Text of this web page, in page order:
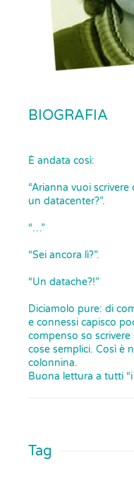
BIOGRAFIA
È andata così:
“Arianna vuoi
un datacenter?”.
“…”
“Sei ancora lì?”.
“Un datache?!”
Diciamolo pure: di
e connessi capisco
compenso so scrivere
cose semplici. Così è
colonnina.
Buona lettura a tutti “i
Tag